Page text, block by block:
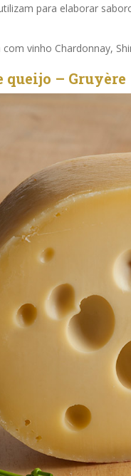
para elaborar
com vinho Chardonnay,
queijo – Gruyère